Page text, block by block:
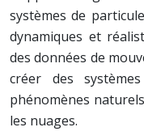
systèmes de
dynamiques et
des données de
créer des
phénomènes
les nuages.